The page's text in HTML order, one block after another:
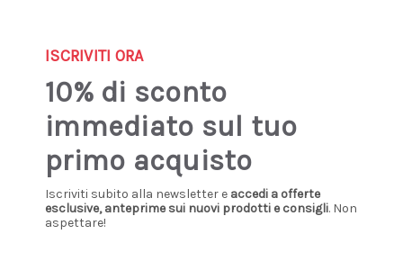
ISCRIVITI ORA
10% di sconto
immediato sul tuo
primo acquisto
Iscriviti subito alla newsletter e accedi a offerte
esclusive, anteprime sui nuovi prodotti e consigli. Non
aspettare!